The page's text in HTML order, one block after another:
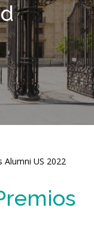
Alumni US 2022